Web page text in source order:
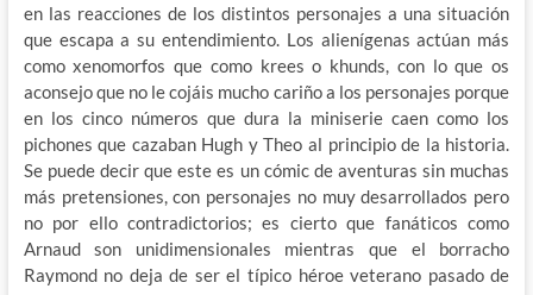
en las reacciones de los distintos personajes a una situación
que escapa a su entendimiento. Los alienígenas actúan más
como xenomorfos que como krees o khunds, con lo que os
aconsejo que no le cojáis mucho cariño a los personajes porque
en los cinco números que dura la miniserie caen como los
pichones que cazaban Hugh y Theo al principio de la historia.
Se puede decir que este es un cómic de aventuras sin muchas
más pretensiones, con personajes no muy desarrollados pero
no por ello contradictorios; es cierto que fanáticos como
Arnaud son unidimensionales mientras que el borracho
Raymond no deja de ser el típico héroe veterano pasado de